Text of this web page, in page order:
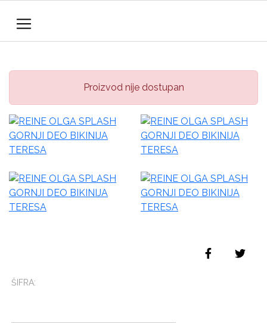
Proizvod nije dostupan
ŠIFRA: